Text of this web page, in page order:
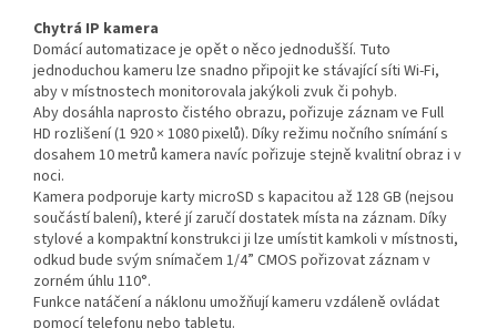
Chytrá IP kamera
Domácí automatizace je opět o něco jednodušší. Tuto
jednoduchou kameru lze snadno připojit ke stávající síti Wi-Fi,
aby v místnostech monitorovala jakýkoli zvuk či pohyb.
Aby dosáhla naprosto čistého obrazu, pořizuje záznam ve Full
HD rozlišení (1 920 × 1080 pixelů). Díky režimu nočního snímání s
dosahem 10 metrů kamera navíc pořizuje stejně kvalitní obraz i v
noci.
Kamera podporuje karty microSD s kapacitou až 128 GB (nejsou
součástí balení), které jí zaručí dostatek místa na záznam. Díky
stylové a kompaktní konstrukci ji lze umístit kamkoli v místnosti,
odkud bude svým snímačem 1/4” CMOS pořizovat záznam v
zorném úhlu 110°.
Funkce natáčení a náklonu umožňují kameru vzdáleně ovládat